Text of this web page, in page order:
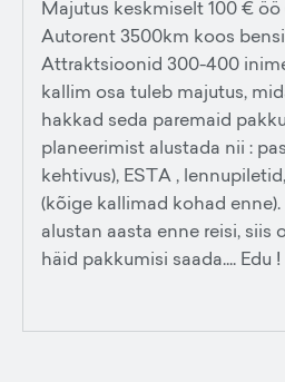
Majutus keskmiselt 100 € öö
Autorent 3500km koos
Attraktsioonid 300-400
kallim osa tuleb majutus,
hakkad seda paremaid
planeerimist alustada nii :
kehtivus), ESTA ,
(kõige kallimad kohad
alustan aasta enne reisi, siis
häid pakkumisi saada.... Edu !